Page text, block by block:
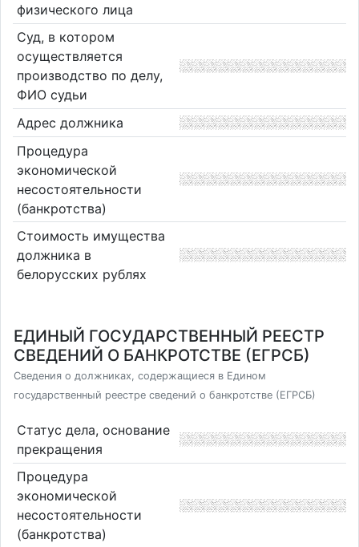
физического лица
Суд, в котором
осуществляется
производство по делу,
ФИО судьи
Адрес должника
Процедура
экономической
несостоятельности
(банкротства)
Стоимость имущества
должника в
белорусских рублях
ЕДИНЫЙ ГОСУДАРСТВЕННЫЙ РЕЕСТР
СВЕДЕНИЙ О БАНКРОТСТВЕ (ЕГРСБ)
Сведения о должниках, содержащиеся в Едином
государственный реестре сведений о банкротстве (ЕГРСБ)
Статус дела, основание
прекращения
Процедура
экономической
несостоятельности
(банкротства)